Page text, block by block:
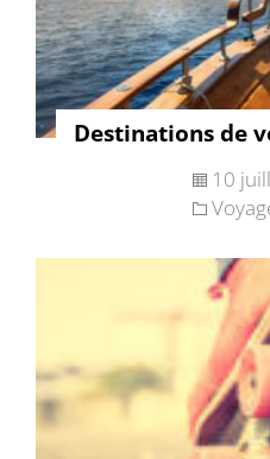
Destinations de
10